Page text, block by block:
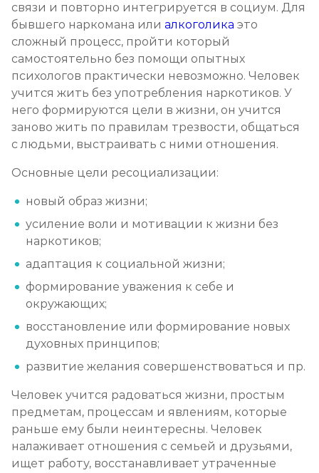
связи и повторно интегрируется в социум. Для
бывшего наркомана или алкоголика это
сложный процесс, пройти который
самостоятельно без помощи опытных
психологов практически невозможно. Человек
учится жить без употребления наркотиков. У
него формируются цели в жизни, он учится
заново жить по правилам трезвости, общаться
с людьми, выстраивать с ними отношения.
Основные цели ресоциализации:
новый образ жизни;
усиление воли и мотивации к жизни без
наркотиков;
адаптация к социальной жизни;
формирование уважения к себе и
окружающих;
восстановление или формирование новых
духовных принципов;
развитие желания совершенствоваться и пр.
Человек учится радоваться жизни, простым
предметам, процессам и явлениям, которые
раньше ему были неинтересны. Человек
налаживает отношения с семьей и друзьями,
ищет работу, восстанавливает утраченные